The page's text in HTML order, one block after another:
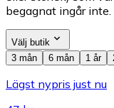
begagnat ingår inte.
Välj butik
3 mån
6 mån 1 år
Lägst nypris just nu